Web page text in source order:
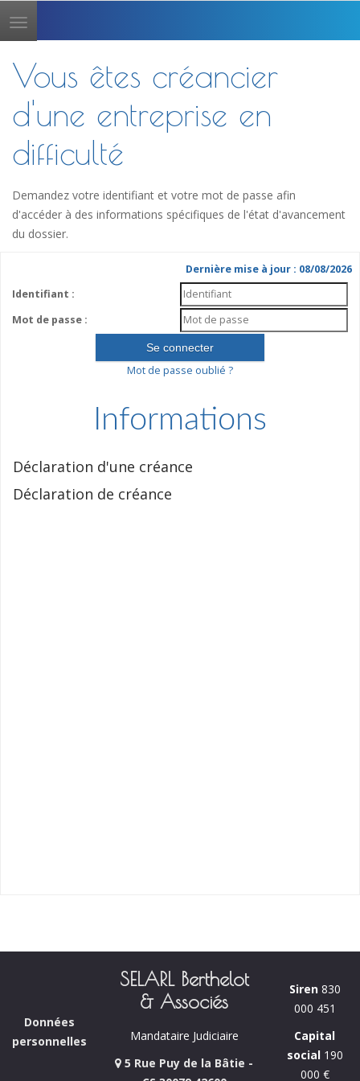
Toggle
navigation
Vous êtes créancier
d'une entreprise en
difficulté
Demandez votre identifiant et votre mot de passe afin
d'accéder à des informations spécifiques de l'état d'avancement
du dossier.
Dernière mise à jour : 08/08/2026
Identifiant :
Mot de passe :
Mot de passe oublié ?
Informations
Déclaration d'une créance
Déclaration de créance
Données
personnelles
SELARL Berthelot
& Associés
Mandataire Judiciaire
5 Rue Puy de la Bâtie -
Siren830
000 451
Capital
social190
000 €